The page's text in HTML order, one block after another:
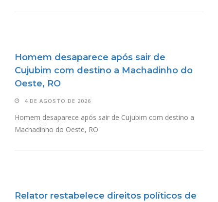
Homem desaparece após sair de
Cujubim com destino a Machadinho do
Oeste, RO
4 DE AGOSTO DE 2026
Homem desaparece após sair de Cujubim com destino a
Machadinho do Oeste, RO
Relator restabelece direitos políticos de